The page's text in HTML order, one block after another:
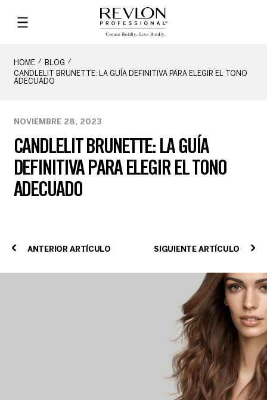
HOME
BLOG
CANDLELIT BRUNETTE: LA GUÍA DEFINITIVA PARA ELEGIR EL TONO
ADECUADO
CANDLELIT BRUNETTE: LA GUÍA
DEFINITIVA PARA ELEGIR EL TONO
ADECUADO
NOVIEMBRE 28, 2023
ANTERIOR ARTÍCULO SIGUIENTE ARTÍCULO